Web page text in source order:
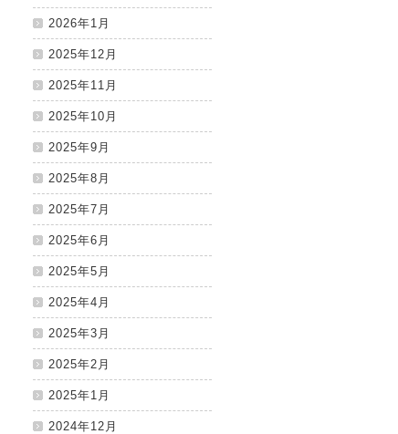
2026年1月
2025年12月
2025年11月
2025年10月
2025年9月
2025年8月
2025年7月
2025年6月
2025年5月
2025年4月
2025年3月
2025年2月
2025年1月
2024年12月